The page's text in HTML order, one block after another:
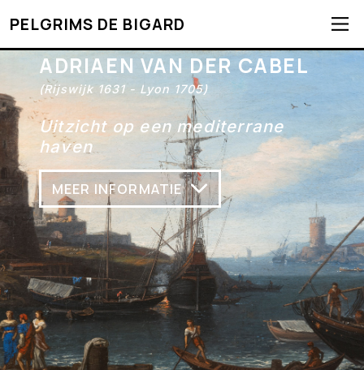
PELGRIMS DE BIGARD
ADRIAEN VAN DER CABEL
(Rijswijk 1631 - Lyon 1705)
Uitzicht op een mediterrane
haven
MEER INFORMATIE